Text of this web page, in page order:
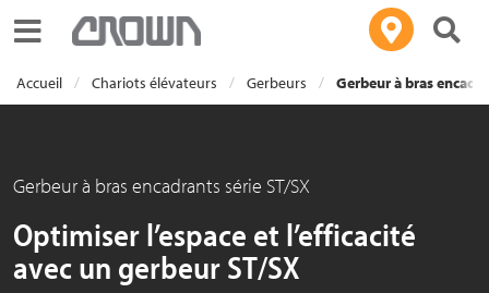
Toggle navigation
Accueil Chariots élévateurs Gerbeurs Gerbeur à bras
Gerbeur à bras encadrants série ST/SX
Optimiser l’espace et l’efficacité
avec un gerbeur ST/SX